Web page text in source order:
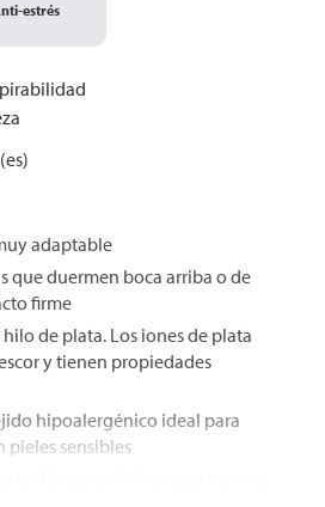
estrés
adaptable
que duermen boca arriba o de
firme
de plata. Los iones de plata
y tienen propiedades
hipoalergénico ideal para
pieles sensibles